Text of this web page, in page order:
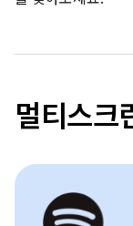
멀티스크